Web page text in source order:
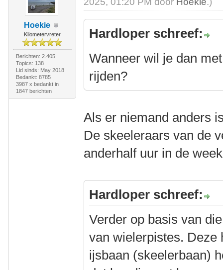
Hoekie
Kilometervreter
Berichten: 2.405
Topics: 138
Lid sinds: May 2018
Bedankt: 8785
3987 x bedankt in
1847 berichten
Hardloper schreef:
Wanneer wil je dan
rijden?
Als er niemand anders
De skeeleraars van de
anderhalf uur in de
Hardloper schreef:
Verder op basis van
van wielerpistes. Deze
ijsbaan (skeelerbaan)